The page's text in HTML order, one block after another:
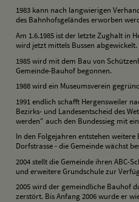
1983 kann nach langwierigen
des Bahnhofsgeländes erworben
Am 1.6.1985 ist der letzte Zughalt in
wird jetzt mittels Bussen abgewickelt.
1985 wird mit dem Bau von
Gemeinde-Bauhof begonnen.
1988 wird ein Museumsverein
1991 endlich schafft Hergensweiler
Bezirks- und Landesentscheid des
werden" auch den Bundessieg mit
In den Folgejahren entstehen
Dorfstrasse - die Gemeinde wächst
2004 stellt die Gemeinde ihren ABC-
und erweitere Grundschule zur
2005 wird der gemeindliche Bauhof
zerstört. Bis Anfang 2006 wurde er